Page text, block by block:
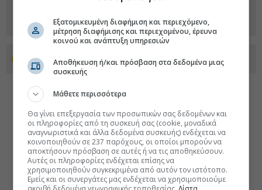
Προσθέστε το euro2day.gr στο Discover
Εξατομικευμένη διαφήμιση και περιεχόμενο,
μέτρηση διαφήμισης και περιεχομένου, έρευνα
κοινού και ανάπτυξη υπηρεσιών
Αποθήκευση ή/και πρόσβαση στα δεδομένα μιας
συσκευής
Μάθετε περισσότερα
Θα γίνει επεξεργασία των προσωπικών σας δεδομένων και
οι πληροφορίες από τη συσκευή σας (cookie, μοναδικά
αναγνωριστικά και άλλα δεδομένα συσκευής) ενδέχεται να
κοινοποιηθούν σε 237 παρόχους, οι οποίοι μπορούν να
αποκτήσουν πρόσβαση σε αυτές ή να τις αποθηκεύσουν.
Αυτές οι πληροφορίες ενδέχεται επίσης να
χρησιμοποιηθούν συγκεκριμένα από αυτόν τον ιστότοπο.
Εμείς και οι συνεργάτες μας ενδέχεται να χρησιμοποιούμε